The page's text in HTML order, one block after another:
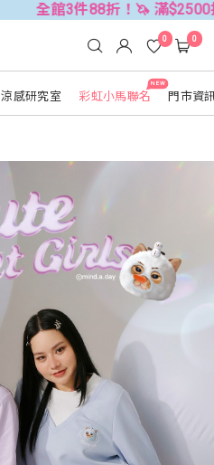
全館3件88折！🦄 滿$2500折
涼感研究室
NEW
彩虹小馬聯名 門市資
0 0